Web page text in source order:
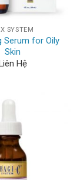
SYSTEM
Serum for Oily
Skin
Hệ